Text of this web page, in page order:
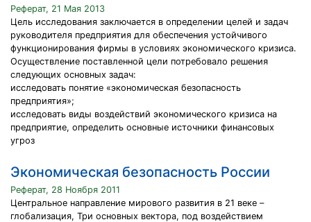
Реферат, 21 Мая 2013
Цель исследования заключается в определении целей и задач
руководителя предприятия для обеспечения устойчивого
функционирования фирмы в условиях экономического кризиса.
Осуществление поставленной цели потребовало решения
следующих основных задач:
исследовать понятие «экономическая безопасность
предприятия»;
исследовать виды воздействий экономического кризиса на
предприятие, определить основные источники финансовых
угроз
Экономическая безопасность России
Реферат, 28 Ноября 2011
Центральное направление мирового развития в 21 веке –
глобализация, Три основных вектора, под воздействием